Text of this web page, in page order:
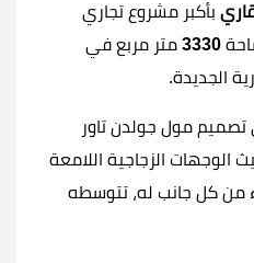
بأكبر مشروع تجاري
3330 متر مربع في
مول جولدن تاور
الوجهات الزجاجية اللامعة
من كل جانب له، تتوسطه